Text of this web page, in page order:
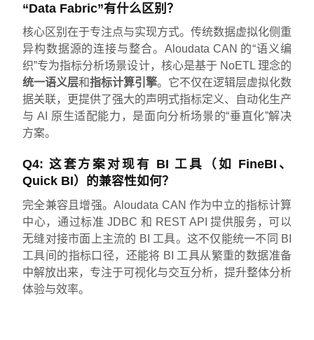
“Data Fabric”有什么区别？
核心区别在于专注点与实现方式。传统数据虚拟化侧重
异构数据源的连接与整合。Aloudata CAN 的“语义编
织”专为指标分析场景设计，核心是基于 NoETL 理念的
统一语义层和指标计算引擎。它不仅在逻辑层虚拟化数
据关联，更提供了强大的声明式指标定义、自动化生产
与 AI 原生适配能力，是面向分析场景的“垂直化”解决
方案。
Q4: 这套方案对现有 BI 工具（如 FineBI、
Quick BI）的兼容性如何？
完全兼容且增强。Aloudata CAN 作为中立的指标计算
中心，通过标准 JDBC 和 REST API 提供服务，可以
无缝对接市面上主流的 BI 工具。这不仅能统一不同 BI
工具间的指标口径，还能将 BI 工具从繁重的数据准备
中解放出来，专注于可视化与交互分析，提升整体分析
体验与效率。